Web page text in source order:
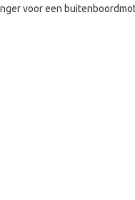
voor een